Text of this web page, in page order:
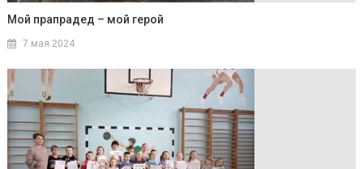
Мой прапрадед – мой герой
7 мая 2024